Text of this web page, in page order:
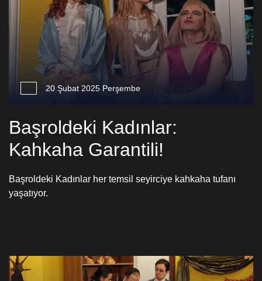
20 Şubat 2025 Perşembe
Başroldeki Kadınlar:
Kahkaha Garantili!
Başroldeki Kadınlar her temsil seyirciye kahkaha tufanı
yaşatıyor.